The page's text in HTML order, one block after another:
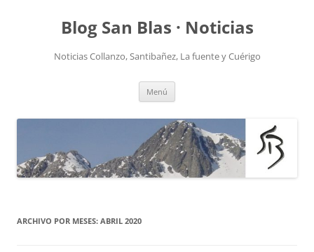
contenidoBlog San Blas · Noticias
Noticias Collanzo, Santibañez, La fuente y Cuérigo
Menú
ARCHIVO POR MESES: ABRIL 2020